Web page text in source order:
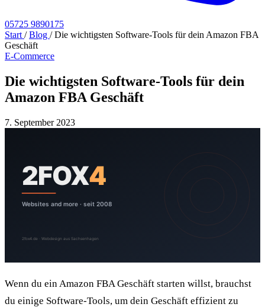
05725 9890175
Start / Blog / Die wichtigsten Software-Tools für dein Amazon FBA
Geschäft
E-Commerce
Die wichtigsten Software-Tools für dein
Amazon FBA Geschäft
7. September 2023
Wenn du ein Amazon FBA Geschäft starten willst, brauchst
du einige Software-Tools, um dein Geschäft effizient zu